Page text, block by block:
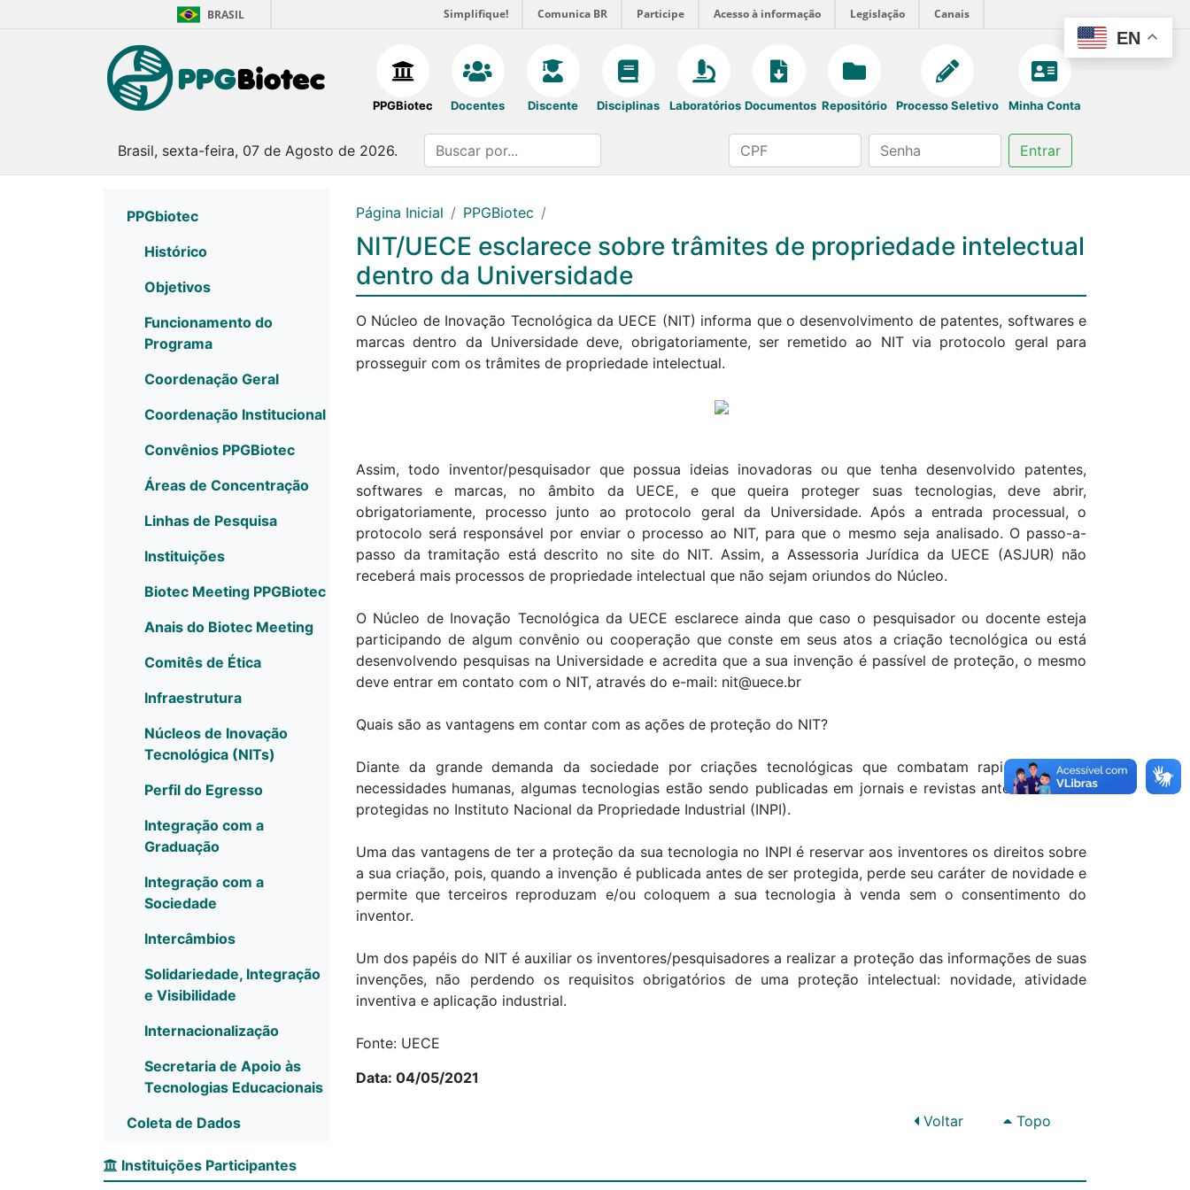
EN
BRASIL Simplifique! Comunica BR Participe Acesso à informação Legislação Canais
PPGBiotec Docentes Discente Disciplinas Laboratórios Documentos Repositório Processo Seletivo Minha Conta
Brasil, sexta-feira, 07 de Agosto de 2026. Entrar
PPGbiotec
Histórico
Objetivos
Funcionamento do
Programa
Coordenação Geral
Coordenação Institucional
Convênios PPGBiotec
Áreas de Concentração
Linhas de Pesquisa
Instituições
Biotec Meeting PPGBiotec
Anais do Biotec Meeting
Comitês de Ética
Infraestrutura
Núcleos de Inovação
Tecnológica (NITs)
Perfil do Egresso
Integração com a
Graduação
Integração com a
Sociedade
Intercâmbios
Solidariedade, Integração
e Visibilidade
Internacionalização
Secretaria de Apoio às
Tecnologias Educacionais
Coleta de Dados
Página Inicial PPGBiotec
NIT/UECE esclarece sobre trâmites de propriedade intelectual
dentro da Universidade
O Núcleo de Inovação Tecnológica da UECE (NIT) informa que o desenvolvimento de patentes, softwares e
marcas dentro da Universidade deve, obrigatoriamente, ser remetido ao NIT via protocolo geral para
prosseguir com os trâmites de propriedade intelectual.
Assim, todo inventor/pesquisador que possua ideias inovadoras ou que tenha desenvolvido patentes,
softwares e marcas, no âmbito da UECE, e que queira proteger suas tecnologias, deve abrir,
obrigatoriamente, processo junto ao protocolo geral da Universidade. Após a entrada processual, o
protocolo será responsável por enviar o processo ao NIT, para que o mesmo seja analisado. O passo-a-
passo da tramitação está descrito no site do NIT. Assim, a Assessoria Jurídica da UECE (ASJUR) não
receberá mais processos de propriedade intelectual que não sejam oriundos do Núcleo.
O Núcleo de Inovação Tecnológica da UECE esclarece ainda que caso o pesquisador ou docente esteja
participando de algum convênio ou cooperação que conste em seus atos a criação tecnológica ou está
desenvolvendo pesquisas na Universidade e acredita que a sua invenção é passível de proteção, o mesmo
deve entrar em contato com o NIT, através do e-mail: nit@uece.br
Quais são as vantagens em contar com as ações de proteção do NIT?
Diante da grande demanda da sociedade por criações tecnológicas que combatam rapidamente as
necessidades humanas, algumas tecnologias estão sendo publicadas em jornais e revistas antes de serem
protegidas no Instituto Nacional da Propriedade Industrial (INPI).
Uma das vantagens de ter a proteção da sua tecnologia no INPI é reservar aos inventores os direitos sobre
a sua criação, pois, quando a invenção é publicada antes de ser protegida, perde seu caráter de novidade e
permite que terceiros reproduzam e/ou coloquem a sua tecnologia à venda sem o consentimento do
inventor.
Um dos papéis do NIT é auxiliar os inventores/pesquisadores a realizar a proteção das informações de suas
invenções, não perdendo os requisitos obrigatórios de uma proteção intelectual: novidade, atividade
inventiva e aplicação industrial.
Fonte: UECE
Data: 04/05/2021
Voltar Topo
Instituições Participantes